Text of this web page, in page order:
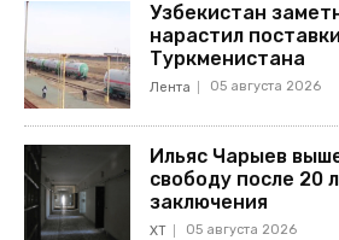
Узбекистан
нарастил
Туркменистана
Лента 05 августа 2026
Ильяс Чарыев
свободу после 20
заключения
ХТ 05 августа 2026